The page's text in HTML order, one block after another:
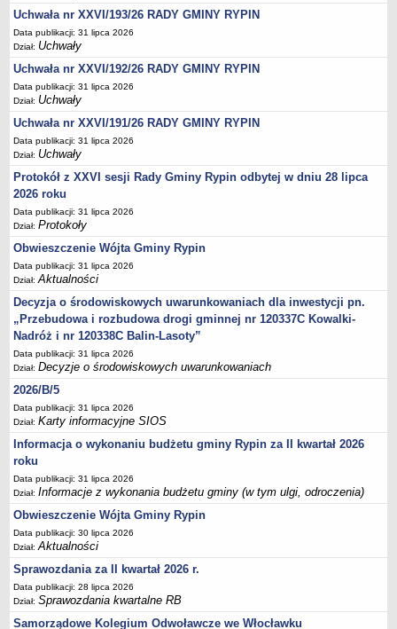
Raporty o stanie dostępności
Wnioski
WŁADZE I STRUKTURA
Struktura organizacyjna
Rada gminy
Wójt
Urząd gminy
Jednostki organizacyjne, GOPS, Instytucja kultury, OSP
Jednostki pomocnicze - sołectwa
Plan pracy komisji rewizyjnej
Sesje Rady Gminy Rypin
Statut
Strategia rozwoju
Uchwały
Protokoły
Imienne wykazy głosowań radnych
Postać dokumentów
Akty Prawne, Dzienniki Ustaw, Monitory Polskie
Prawo miejscowe
Zarządzenia
Studium uwarunkowań i kierunków zagospodarowania
Dane przestrzenne - MPZP
Stałe obwody głosowania, numery, granice oraz siedziby
obwodowych komisji wyborczych, opis granic okręgów wyborczych
Plan ogólny gminy Rypin
Uchwała nr XXVI/193/26 RADY GMINY RYPIN
Data publikacji: 31 lipca 2026
Dział: Uchwały
Uchwała nr XXVI/192/26 RADY GMINY RYPIN
Data publikacji: 31 lipca 2026
Dział: Uchwały
Uchwała nr XXVI/191/26 RADY GMINY RYPIN
Data publikacji: 31 lipca 2026
Dział: Uchwały
Protokół z XXVI sesji Rady Gminy Rypin odbytej w dniu 28 lipca
2026 roku
Data publikacji: 31 lipca 2026
Dział:Protokoły
Obwieszczenie Wójta Gminy Rypin
Data publikacji: 31 lipca 2026
Dział:Aktualności
Decyzja o środowiskowych uwarunkowaniach dla inwestycji pn.
„Przebudowa i rozbudowa drogi gminnej nr 120337C Kowalki-
Nadróż i nr 120338C Balin-Lasoty”
Data publikacji: 31 lipca 2026
Dział:Decyzje o środowiskowych uwarunkowaniach
2026/B/5
Data publikacji: 31 lipca 2026
Dział:Karty informacyjne SIOS
Informacja o wykonaniu budżetu gminy Rypin za II kwartał 2026
roku
Data publikacji: 31 lipca 2026
Dział:Informacje z wykonania budżetu gminy (w tym ulgi, odroczenia)
Obwieszczenie Wójta Gminy Rypin
Data publikacji: 30 lipca 2026
Dział:Aktualności
Sprawozdania za II kwartał 2026 r.
Data publikacji: 28 lipca 2026
Dział:Sprawozdania kwartalne RB
Samorządowe Kolegium Odwoławcze we Włocławku